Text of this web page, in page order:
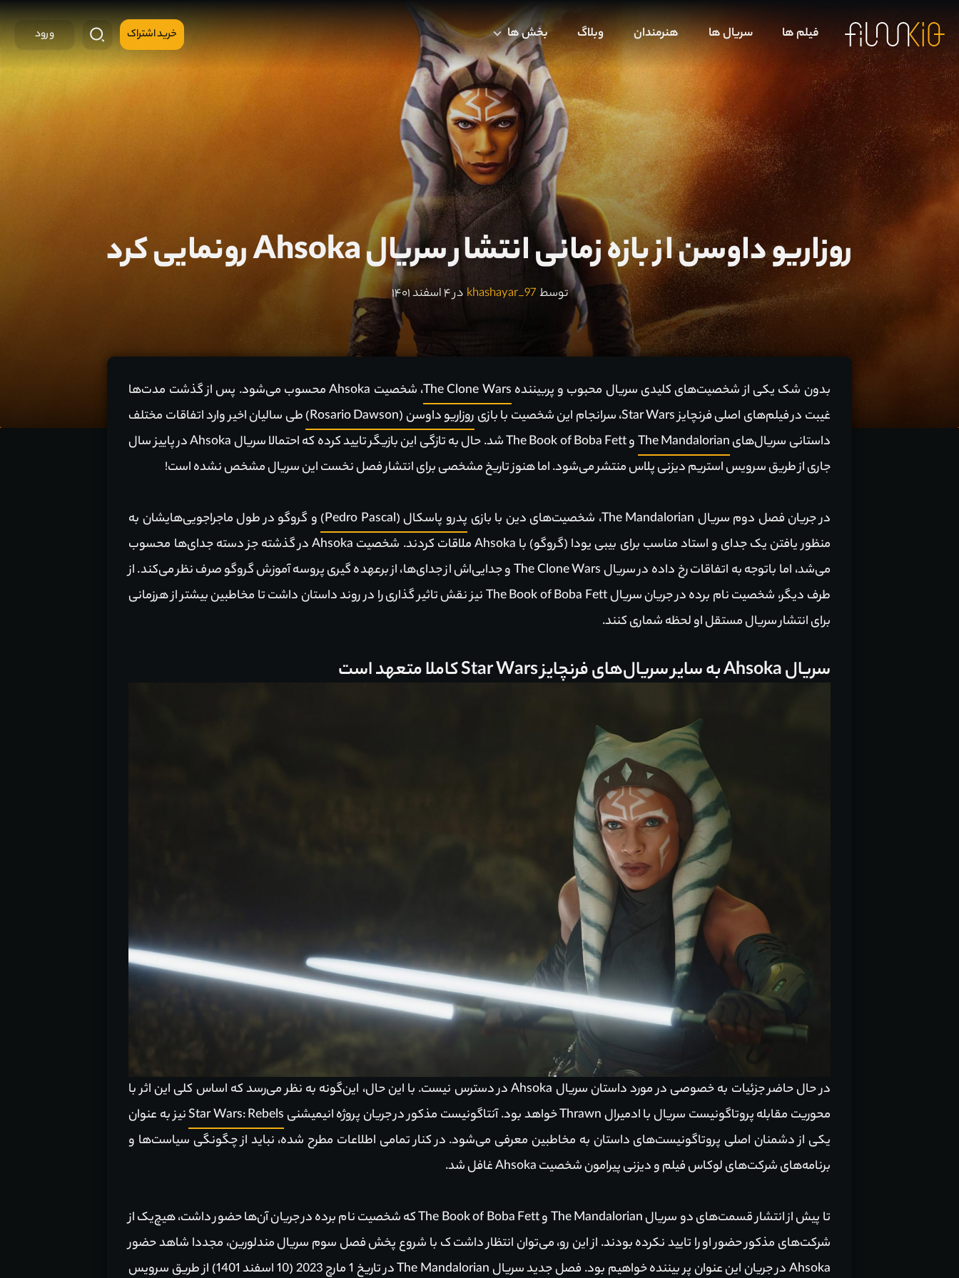
فیلم ها سریال ها هنرمندان وبلاگ بخش ها خرید اشتراک ورود
روزاریو داوسن از بازه زمانی انتشار سریال Ahsoka رونمایی کرد
توسط khashayar_97 در ۴ اسفند ۱۴۰۱
بدون شک یکی از شخصیت‌های کلیدی سریال محبوب و پربیننده The Clone Wars
، شخصیت Ahsoka محسوب می‌شود. پس از گذشت مدت‌ها
غیبت در فیلم‌های اصلی فرنچایز Star Wars، سرانجام این شخصیت با بازی
روزاریو داوسن (Rosario Dawson)
طی سالیان اخیر وارد اتفاقات مختلف
داستانی سریال‌هایThe Mandalorian
و The Book of Boba Fett شد. حال به تازگی این بازیگر تایید کرده که احتمالا سریال Ahsoka در پاییز سال
جاری از طریق سرویس استریم دیزنی پلاس منتشر می‌شود. اما هنوز تاریخ مشخصی برای انتشار فصل نخست این سریال مشخص نشده است!
در جریان فصل دوم سریال The Mandalorian، شخصیت‌های دین با بازی پدرو پاسکال (Pedro Pascal)
و گروگو در طول ماجراجویی‌هایشان به
منظور یافتن یک جدای و استاد مناسب برای بیبی یودا (گروگو) با Ahsoka ملاقات کردند. شخصیت Ahsoka در گذشته جز دسته جدای‌ها محسوب
می‌شد، اما باتوجه به اتفاقات رخ داده در سریال The Clone Wars و جدایی‌اش از جدای‌ها، از برعهده گیری پروسه آموزش گروگو صرف نظر می‌کند. از
طرف دیگر، شخصیت نام برده در جریان سریال The Book of Boba Fett نیز نقش تاثیر گذاری را در روند داستان داشت تا مخاطبین بیشتر از هرزمانی
برای انتشار سریال مستقل او لحظه شماری کنند.
سریال Ahsoka به سایر سریال‌های فرنچایز Star Wars کاملا متعهد است
در حال حاضر جزئیات به خصوصی در مورد داستان سریال Ahsoka در دسترس نیست. با این حال، این‌گونه به نظر می‌رسد که اساس کلی این اثر با
محوریت مقابله پروتاگونیست سریال با ادمیرال Thrawn خواهد بود. آنتاگونیست مذکور در جریان پروژه انیمیشنی
Star Wars: Rebelsنیز به عنوان
یکی از دشمنان اصلی پروتاگونیست‌های داستان به مخاطبین معرفی می‌شود. در کنار تمامی اطلاعات مطرح شده، نباید از چگونگی سیاست‌ها و
برنامه‌های شرکت‌های لوکاس فیلم و دیزنی پیرامون شخصیت Ahsoka غافل شد.
تا پیش از انتشار قسمت‌های دو سریال The Mandalorian و The Book of Boba Fett که شخصیت نام برده در جریان آن‌ها حضور داشت، هیچ‌یک از
شرکت‌های مذکور حضور او را تایید نکرده بودند. از این رو، می‌توان انتظار داشت ک با شروع پخش فصل سوم سریال مندلورین، مجددا شاهد حضور
Ahsoka در جریان این عنوان پر بیننده خواهیم بود. فصل جدید سریال The Mandalorian در تاریخ 1 مارچ 2023 (10 اسفند 1401) از طریق سرویس